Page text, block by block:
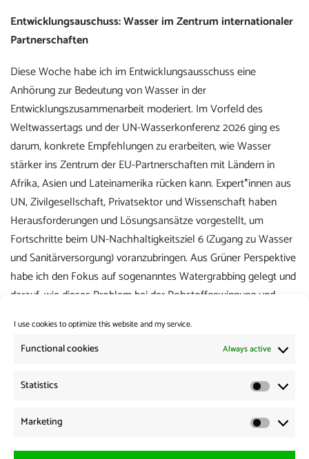
I use cookies to optimize this website and my service.
Functional cookies Always active
Statistics
Marketing
Entwicklungsauschuss: Wasser im Zentrum internationaler
Partnerschaften
Diese Woche habe ich im Entwicklungsausschuss eine
Anhörung zur Bedeutung von Wasser in der
Entwicklungszusammenarbeit moderiert. Im Vorfeld des
Weltwassertags und der UN-Wasserkonferenz 2026 ging es
darum, konkrete Empfehlungen zu erarbeiten, wie Wasser
stärker ins Zentrum der EU-Partnerschaften mit Ländern in
Afrika, Asien und Lateinamerika rücken kann. Expert*innen aus
UN, Zivilgesellschaft, Privatsektor und Wissenschaft haben
Herausforderungen und Lösungsansätze vorgestellt, um
Fortschritte beim UN-Nachhaltigkeitsziel 6 (Zugang zu Wasser
und Sanitärversorgung) voranzubringen. Aus Grüner Perspektive
habe ich den Fokus auf sogenanntes Watergrabbing gelegt und
darauf, wie dieses Problem bei der Rohstoffgewinnung und
Herekönnt ihr die Anhörung angucken.
Post
navigation
Previous
News from the Borders 19.03.2026
Next: